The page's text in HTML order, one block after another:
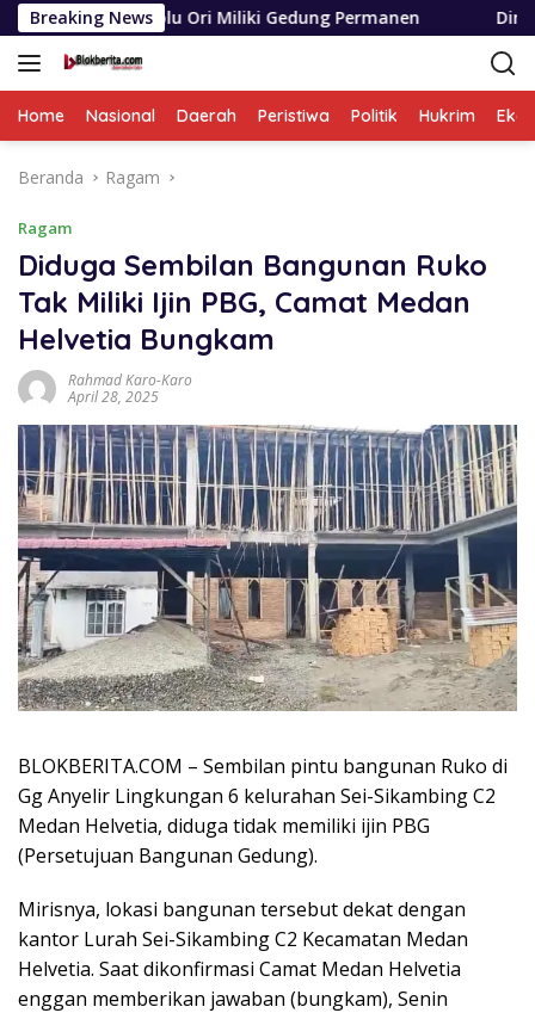
Langsung
ke
konten
Breaking News
Ori Miliki Gedung Permanen Dinas SDABMBK
Home Nasional Daerah Peristiwa Politik Hukrim
Beranda Ragam
Ragam
Diduga Sembilan Bangunan Ruko
Tak Miliki Ijin PBG, Camat Medan
Helvetia Bungkam
Rahmad Karo-Karo
April 28, 2025
BLOKBERITA.COM – Sembilan pintu bangunan Ruko di
Gg Anyelir Lingkungan 6 kelurahan Sei-Sikambing C2
Medan Helvetia, diduga tidak memiliki ijin PBG
(Persetujuan Bangunan Gedung).
Mirisnya, lokasi bangunan tersebut dekat dengan
kantor Lurah Sei-Sikambing C2 Kecamatan Medan
Helvetia. Saat dikonfirmasi Camat Medan Helvetia
enggan memberikan jawaban (bungkam), Senin